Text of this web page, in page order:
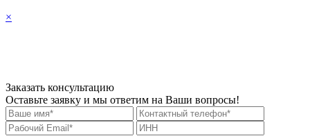
×
Заказать консультацию
Оставьте заявку и мы ответим на Ваши вопросы!